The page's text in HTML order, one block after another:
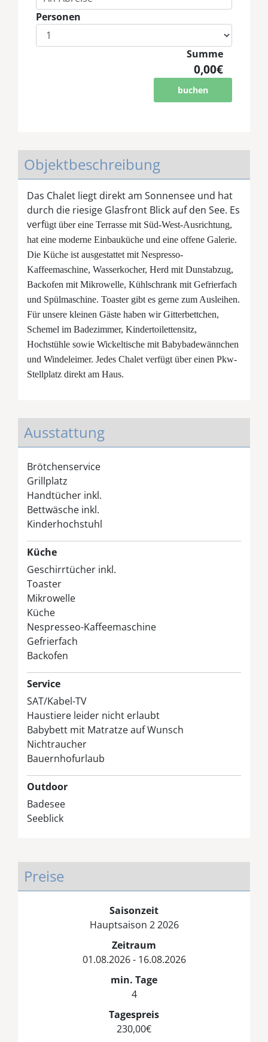
Personen
Summe
0,00€
buchen
Objektbeschreibung
Das Chalet liegt direkt am Sonnensee und hat
durch die riesige Glasfront Blick auf den See. Es
verfügt über eine Terrasse mit Süd-West-Ausrichtung,
hat eine moderne Einbauküche und eine offene Galerie.
Die Küche ist ausgestattet mit Nespresso-
Kaffeemaschine, Wasserkocher, Herd mit Dunstabzug,
Backofen mit Mikrowelle, Kühlschrank mit Gefrierfach
und Spülmaschine. Toaster gibt es gerne zum Ausleihen.
Für unsere kleinen Gäste haben wir Gitterbettchen,
Schemel im Badezimmer, Kindertoilettensitz,
Hochstühle sowie Wickeltische mit Babybadewännchen
und Windeleimer. Jedes Chalet verfügt über einen Pkw-
Stellplatz direkt am Haus.
Ausstattung
Brötchenservice
Grillplatz
Handtücher inkl.
Bettwäsche inkl.
Kinderhochstuhl
Küche
Geschirrtücher inkl.
Toaster
Mikrowelle
Küche
Nespresseo-Kaffeemaschine
Gefrierfach
Backofen
Service
SAT/Kabel-TV
Haustiere leider nicht erlaubt
Babybett mit Matratze auf Wunsch
Nichtraucher
Bauernhofurlaub
Outdoor
Badesee
Seeblick
Preise
Saisonzeit
Hauptsaison 2 2026
Zeitraum
01.08.2026 - 16.08.2026
min. Tage
4
Tagespreis
230,00€